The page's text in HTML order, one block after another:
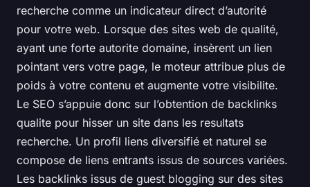
recherche comme un indicateur direct d’autorité
pour votre web. Lorsque des sites web de qualité,
ayant une forte autorite domaine, insèrent un lien
pointant vers votre page, le moteur attribue plus de
poids à votre contenu et augmente votre visibilite.
Le SEO s’appuie donc sur l’obtention de backlinks
qualite pour hisser un site dans les resultats
recherche. Un profil liens diversifié et naturel se
compose de liens entrants issus de sources variées.
Les backlinks issus de guest blogging sur des sites